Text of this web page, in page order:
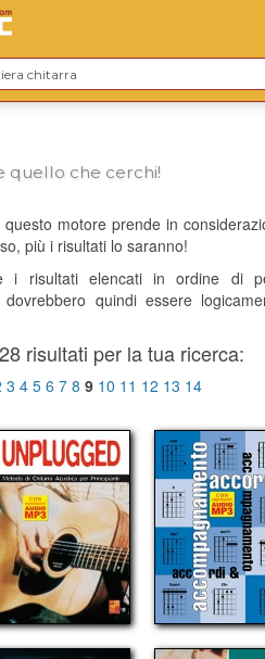
quello che cerchi!
motore prende in
più i risultati lo saranno!
i risultati elencati in ordine di
quindi essere
risultati per la tua ricerca:
3 4 5 6 7 8 9 10 11 12 13 14